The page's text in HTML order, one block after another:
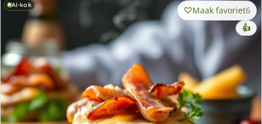
AI-kok Maak favoriet6
👍